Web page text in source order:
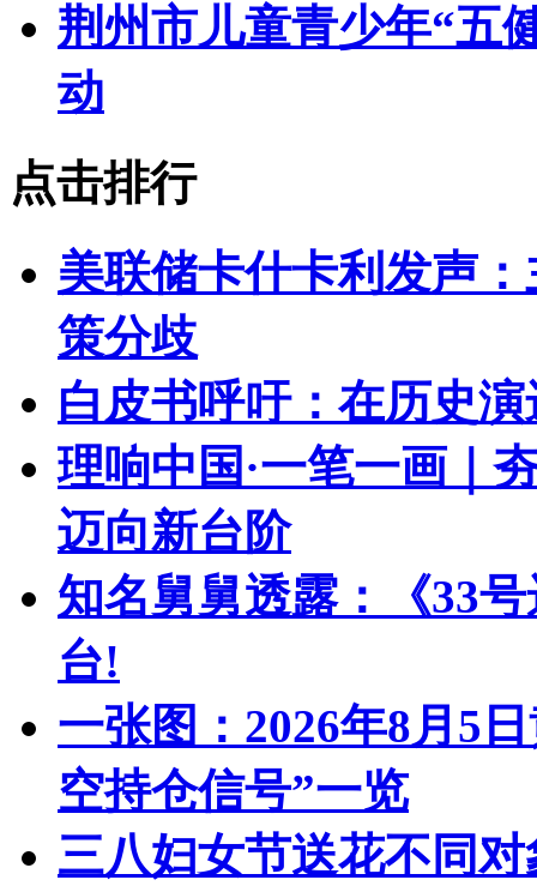
荆州市儿童青少年“五
动
点击排行
美联储卡什卡利发声
策分歧
白皮书呼吁：在历史
理响中国·一笔一画｜
迈向新台阶
知名舅舅透露：《33
台!
一张图：2026年8月5
空持仓信号”一览
三八妇女节送花不同